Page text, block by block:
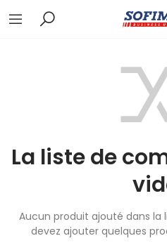
La liste de
Aucun produit ajouté dans la
devez ajouter quelques